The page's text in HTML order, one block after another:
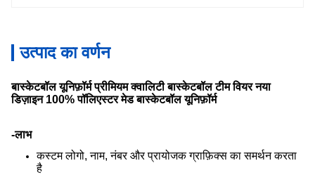
उत्पाद का वर्णन
बास्केटबॉल यूनिफ़ॉर्म प्रीमियम क्वालिटी बास्केटबॉल टीम वियर नया
डिज़ाइन 100% पॉलिएस्टर मेड बास्केटबॉल यूनिफ़ॉर्म
-लाभ
कस्टम लोगो, नाम, नंबर और प्रायोजक ग्राफ़िक्स का समर्थन करता
है